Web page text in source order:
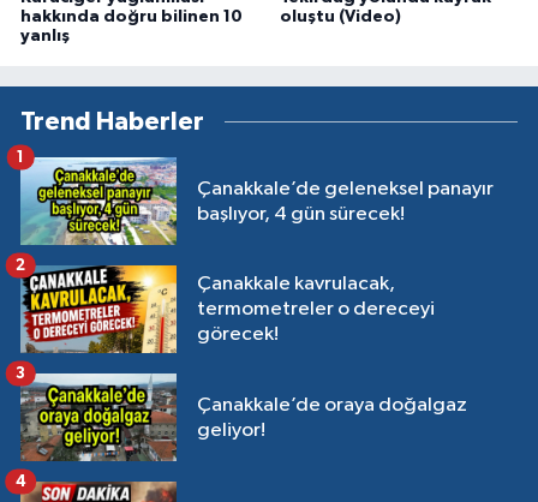
hakkında doğru bilinen 10
yanlış
oluştu (Video)
Trend Haberler
Çanakkale’de geleneksel panayır
başlıyor, 4 gün sürecek!
1
Çanakkale kavrulacak,
termometreler o dereceyi
görecek!
2
Çanakkale’de oraya doğalgaz
geliyor!
3
4